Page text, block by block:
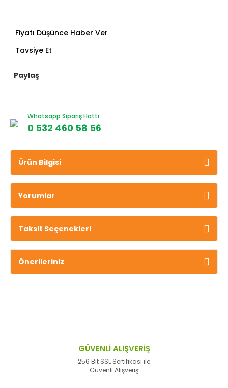
Fiyatı Düşünce Haber Ver
Tavsiye Et
Paylaş
Whatsapp Sipariş Hattı
0 532 460 58 56
Ürün Bilgisi
Yorumlar
Taksit Seçenekleri
Önerileriniz
GÜVENLİ ALIŞVERİŞ
256 Bit SSL Sertifikası ile
Güvenli Alışveriş